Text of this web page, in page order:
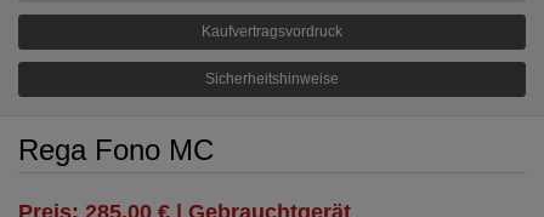
Kaufvertragsvordruck
Sicherheitshinweise
Rega Fono MC
Preis: 285,00 € | Gebrauchtgerät